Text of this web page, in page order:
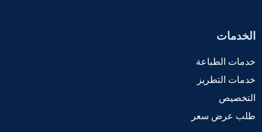
الخدمات
خدمات الطباعة
خدمات التطريز
التخصيص
طلب عرض سعر